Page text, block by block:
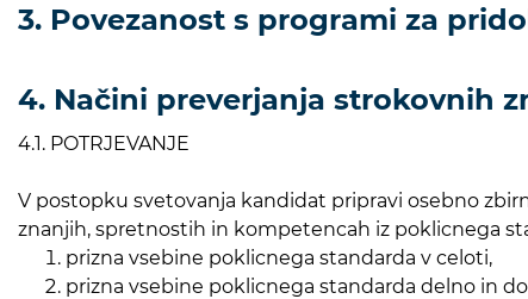
3. Povezanost s programi za
4. Načini preverjanja strokovnih
4.1. POTRJEVANJE
V postopku svetovanja kandidat pripravi osebno
znanjih, spretnostih in kompetencah iz poklicnega
prizna vsebine poklicnega standarda v celoti,
prizna vsebine poklicnega standarda delno in